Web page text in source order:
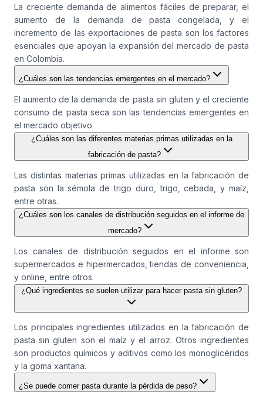
La creciente demanda de alimentos fáciles de preparar, el
aumento de la demanda de pasta congelada, y el
incremento de las exportaciones de pasta son los factores
esenciales que apoyan la expansión del mercado de pasta
en Colombia.
¿Cuáles son las tendencias emergentes en el mercado?
El aumento de la demanda de pasta sin gluten y el creciente
consumo de pasta seca son las tendencias emergentes en
el mercado objetivo.
¿Cuáles son las diferentes materias primas utilizadas en la
fabricación de pasta?
Las distintas materias primas utilizadas en la fabricación de
pasta son la sémola de trigo duro, trigo, cebada, y maíz,
entre otras.
¿Cuáles son los canales de distribución seguidos en el informe de
mercado?
Los canales de distribución seguidos en el informe son
supermercados e hipermercados, tiendas de conveniencia,
y online, entre otros.
¿Qué ingredientes se suelen utilizar para hacer pasta sin gluten?
Los principales ingredientes utilizados en la fabricación de
pasta sin gluten son el maíz y el arroz. Otros ingredientes
son productos químicos y aditivos como los monoglicéridos
y la goma xantana.
¿Se puede comer pasta durante la pérdida de peso?